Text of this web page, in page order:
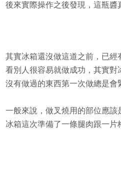
後來實際操作之後發現，這瓶醬
其實冰箱還沒做這道之前，已經
看別人很容易就做成功，其實對
沒有做過的東西第一次做總是會
一般來說，做叉燒用的部位應該
冰箱這次準備了一條腿肉跟一片